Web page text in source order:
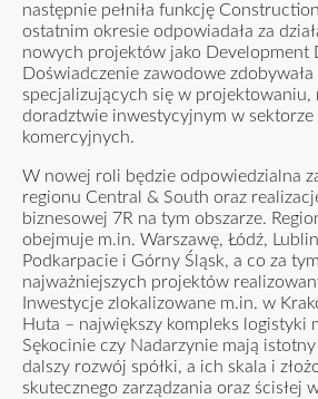
następnie pełniła funkcję
ostatnim okresie odpowiadała za
nowych projektów jako Development
Doświadczenie zawodowe
specjalizujących się w projektowaniu,
doradztwie inwestycyjnym w
komercyjnych.
W nowej roli będzie odpowiedzialna
regionu Central & South oraz
biznesowej 7R na tym obszarze.
obejmuje m.in. Warszawę, Łódź,
Podkarpacie i Górny Śląsk, a co za
najważniejszych projektów
Inwestycje zlokalizowane m.in. w
Huta – największy kompleks logistyki
Sękocinie czy Nadarzynie mają
dalszy rozwój spółki, a ich skala i
skutecznego zarządzania oraz ścisłej